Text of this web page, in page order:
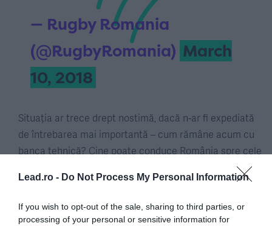
Lead.ro - Do Not Process My Personal Information
If you wish to opt-out of the sale, sharing to third parties, or
processing of your personal or sensitive information for
— Rugby Romania
(@RugbyRomania) March
10, 2018
Situația ar trece drept nostimă, dacă n-ar fi expediată
de întrebarea mai importantă – cum rămâne acum cu
banca tehnică? Cine poate conduce România spre cele
două victorii atât de căutate într-o grupă împărțită cu
Irlanda, Scoția, Japonia și încă o națională necunoscută